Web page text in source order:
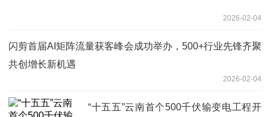
2026-02-04
闪剪首届AI矩阵流量获客峰会成功举办，500+行业先锋齐聚
共创增长新机遇
2026-02-04
“十五五”云南首个500千伏输变电工程开